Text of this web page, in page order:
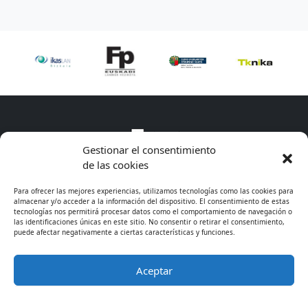
Gestionar el consentimiento
de las cookies
Para ofrecer las mejores experiencias, utilizamos tecnologías como las cookies para
almacenar y/o acceder a la información del dispositivo. El consentimiento de estas
tecnologías nos permitirá procesar datos como el comportamiento de navegación o
las identificaciones únicas en este sitio. No consentir o retirar el consentimiento,
puede afectar negativamente a ciertas características y funciones.
Aceptar
* Excepto cursos de especialización